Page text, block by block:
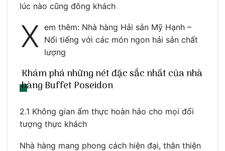
lúc nào cũng đông khách
X em thêm: Nhà hàng Hải sản Mỹ Hạnh –
Nổi tiếng với các món ngon hải sản chất
lượng
Khám phá những nét đặc sắc nhất của nhà
hàng Buffet Poseidon
2.1 Không gian ẩm thực hoàn hảo cho mọi đối
tượng thực khách
Nhà hàng mang phong cách hiện đại, thân thiện